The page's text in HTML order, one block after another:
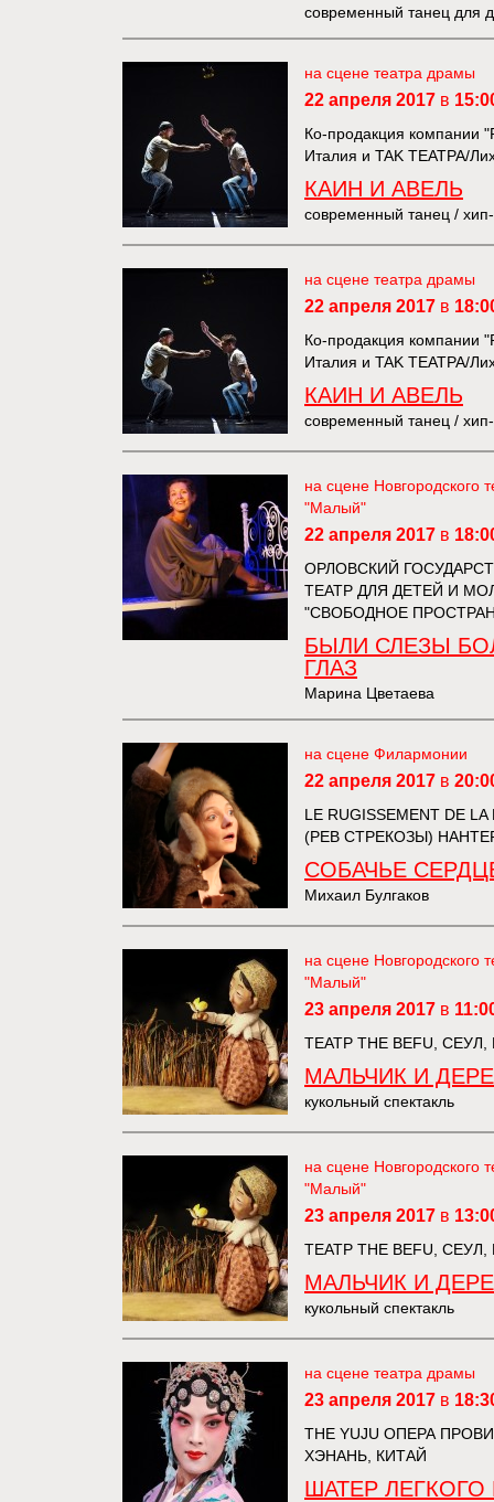
современный танец для
на сцене театра драмы
22 апреля 2017 в
Ко-продакция
Италия и TAK ТЕАТРА/
КАИН И АВЕЛЬ
современный танец /
на сцене театра драмы
22 апреля 2017 в
Ко-продакция
Италия и TAK ТЕАТРА/
КАИН И АВЕЛЬ
современный танец /
на сцене Новгородского
"Малый"
22 апреля 2017 в
ОРЛОВСКИЙ
ТЕАТР ДЛЯ ДЕТЕЙ И
"СВОБОДНОЕ
БЫЛИ СЛЕЗЫ
ГЛАЗ
Марина Цветаева
на сцене Филармонии
22 апреля 2017 в
LE RUGISSEMENT DE LA
(РЕВ СТРЕКОЗЫ)
СОБАЧЬЕ
Михаил Булгаков
на сцене Новгородского
"Малый"
23 апреля 2017 в
ТЕАТР THE BEFU,
МАЛЬЧИК И
кукольный спектакль
на сцене Новгородского
"Малый"
23 апреля 2017 в
ТЕАТР THE BEFU,
МАЛЬЧИК И
кукольный спектакль
на сцене театра драмы
23 апреля 2017 в
THE YUJU ОПЕРА
ХЭНАНЬ, КИТАЙ
ШАТЕР ЛЕГКОГО